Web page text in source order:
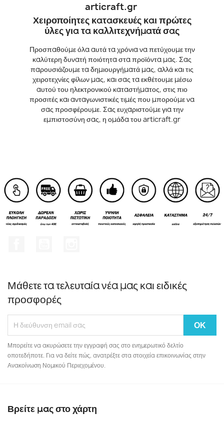
articraft.gr
Χειροποίητες κατασκευές και πρώτες
ύλες για τα καλλιτεχνήματά σας
Προσπαθούμε όλα αυτά τα χρόνια να πετύχουμε την
καλύτερη δυνατή ποιότητα στα προϊόντα μας. Σας
παρουσιάζουμε τα δημιουργήματά μας, αλλά και τις
χειροτεχνίες φίλων μας, και σας τα εκθέτουμε μέσω
αυτού του ηλεκτρονικού καταστήματος, στις πιο
προσιτές και ανταγωνιστικές τιμές που μπορούμε να
σας προσφέρουμε. Σας ευχαριστούμε για την
εμπιστοσύνη σας, η ομάδα του articraft.gr
Μάθετε τα τελευταία νέα μας και ειδικές
προσφορές
Μπορείτε να ακυρώσετε την εγγραφή σας στο ενημερωτικό δελτίο
οποτεδήποτε. Για να δείτε πώς, ανατρέξτε στα στοιχεία επικοινωνίας στην
Ανακοίνωση Νομικού Περιεχομένου.
Βρείτε μας στο χάρτη